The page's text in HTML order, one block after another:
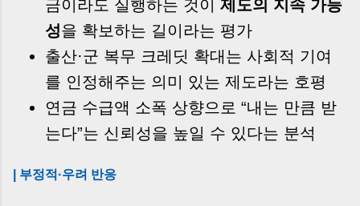
금이라도 실행하는 것이 제도의 지속 가능
성을 확보하는 길이라는 평가
출산·군 복무 크레딧 확대는 사회적 기여
를 인정해주는 의미 있는 제도라는 호평
연금 수급액 소폭 상향으로 “내는 만큼 받
는다”는 신뢰성을 높일 수 있다는 분석
| 부정적·우려 반응